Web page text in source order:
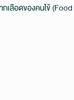
เลือดของคนไข้